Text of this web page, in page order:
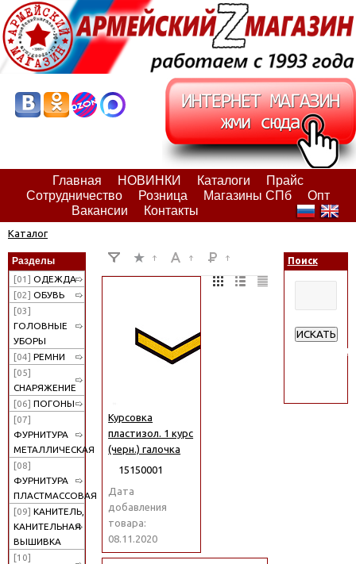
Главная НОВИНКИ Каталоги
Прайс
Сотрудничество
Розница Магазины СПб
Опт
Вакансии
Контакты
Каталог
Разделы
[01] ОДЕЖДА
[02] ОБУВЬ
[03]
ГОЛОВНЫЕ
УБОРЫ
[04] РЕМНИ
[05]
СНАРЯЖЕНИЕ
[06] ПОГОНЫ
[07]
ФУРНИТУРА
МЕТАЛЛИЧЕСКАЯ
[08]
ФУРНИТУРА
ПЛАСТМАССОВАЯ
[09] КАНИТЕЛЬ,
КАНИТЕЛЬНАЯ
ВЫШИВКА
[10]
Курсовка
пластизол. 1 курс
(черн.) галочка
15150001
Дата
добавления
товара:
08.11.2020
Поиск
ИСКАТЬ